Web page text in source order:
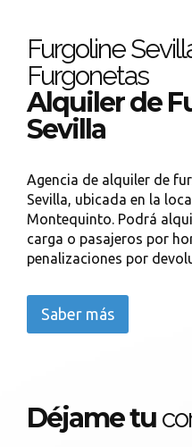
Furgoline
Furgonetas
Alquiler de
Sevilla
Agencia de alquiler de
Sevilla, ubicada en la
Montequinto. Podrá
carga o pasajeros por
penalizaciones por
Saber más
Déjame tu